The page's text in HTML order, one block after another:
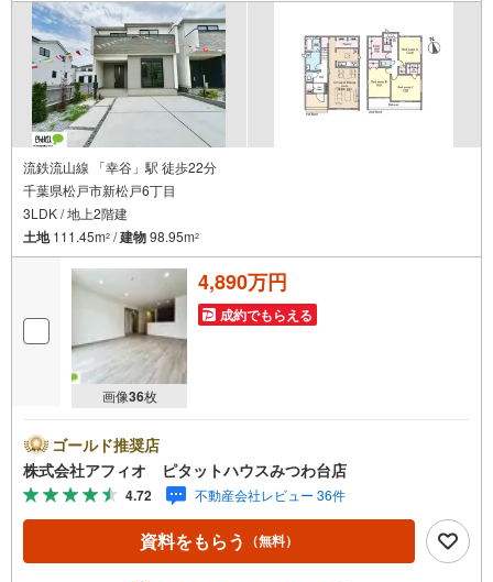
流鉄流山線 「幸谷」駅 徒歩22分
千葉県松戸市新松戸6丁目
3LDK / 地上2階建
土地111.45m2 /建物98.95m2
画像36枚
4,890万円
成約でもらえる
ゴールド推奨店
株式会社アフィオ ピタットハウスみつわ台店
4.72 不動産会社レビュー 36件
資料をもらう （無料）